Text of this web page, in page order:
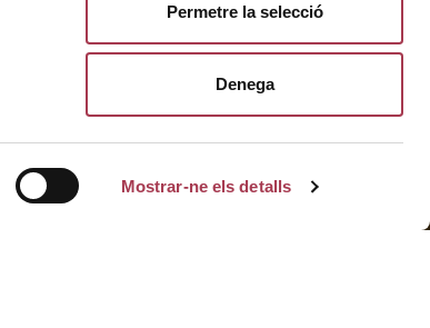
Mostrar-ne els detalls
Permetre la selecció
Denega